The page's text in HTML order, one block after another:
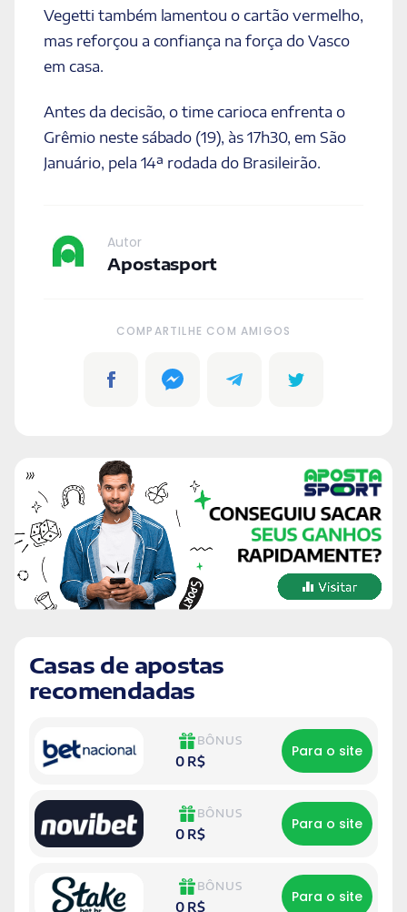
Vegetti também lamentou o cartão vermelho,
mas reforçou a confiança na força do Vasco
em casa.
Antes da decisão, o time carioca enfrenta o
Grêmio neste sábado (19), às 17h30, em São
Januário, pela 14ª rodada do Brasileirão.
Autor
Apostasport
COMPARTILHE COM AMIGOS
Casas de apostas
recomendadas
BÔNUS
0 R$
Para o site
BÔNUS
0 R$
Para o site
BÔNUS
0 R$
Para o site